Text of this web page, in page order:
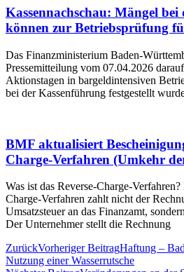
Kassennachschau: Mängel
können zur Betriebsprüfung
Das Finanzministerium Baden-
Pressemitteilung vom 07.04.2026
Aktionstagen in bargeldintensiven
bei der Kassenführung festgestellt
BMF aktualisiert
Charge-Verfahren (Umkehr
Was ist das Reverse-Charge-
Charge-Verfahren zahlt nicht der
Umsatzsteuer an das Finanzamt,
Der Unternehmer stellt die Rechnung
ZurückVorheriger BeitragHaftung –
Nutzung einer Wasserrutsche